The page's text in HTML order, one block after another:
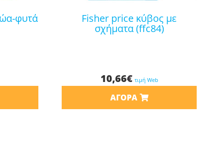
fisher price κύβος με
σχήματα (ffc84)
10,66€ τιμή Web
ΑΓΟΡΆ